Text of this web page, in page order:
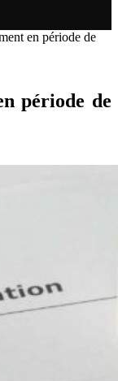
en période de
période de